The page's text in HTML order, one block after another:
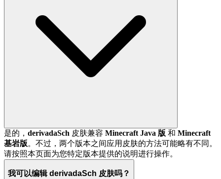
是的， derivadaSch 皮肤兼容 Minecraft Java 版 和 Minecraft
基岩版。不过，两个版本之间应用皮肤的方法可能略有不同。
请按照本页面为您特定版本提供的说明进行操作。
我可以编辑 derivadaSch 皮肤吗？